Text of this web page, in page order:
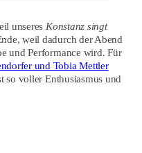
unseres Konstanz singt
weil dadurch der Abend
und Performance wird. Für
und Tobia Mettler
so voller Enthusiasmus und